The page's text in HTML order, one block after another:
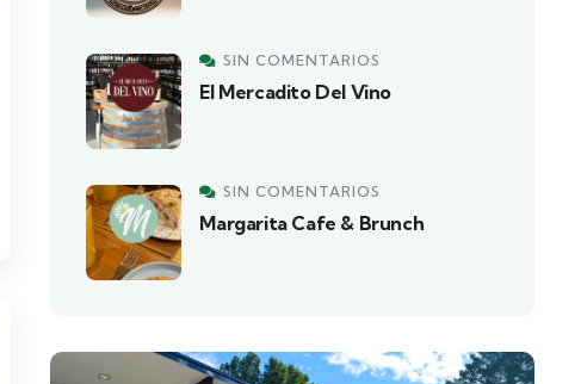
SIN COMENTARIOS
El Mercadito Del Vino
SIN COMENTARIOS
Margarita Cafe & Brunch